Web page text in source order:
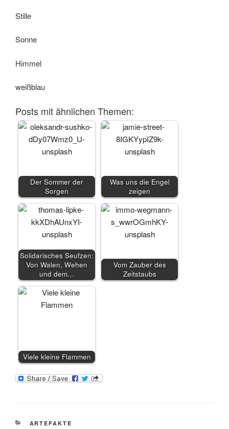
Stille
Sonne
Himmel
weißblau
Posts mit ähnlichen Themen:
Der Sommer der
Sorgen
Was uns die Engel
zeigen
Solidarisches Seufzen:
Von Walen, Wehen
und dem…
Vom Zauber des
Zeitstaubs
Viele kleine Flammen
KATEGORIEN
ARTEFAKTE